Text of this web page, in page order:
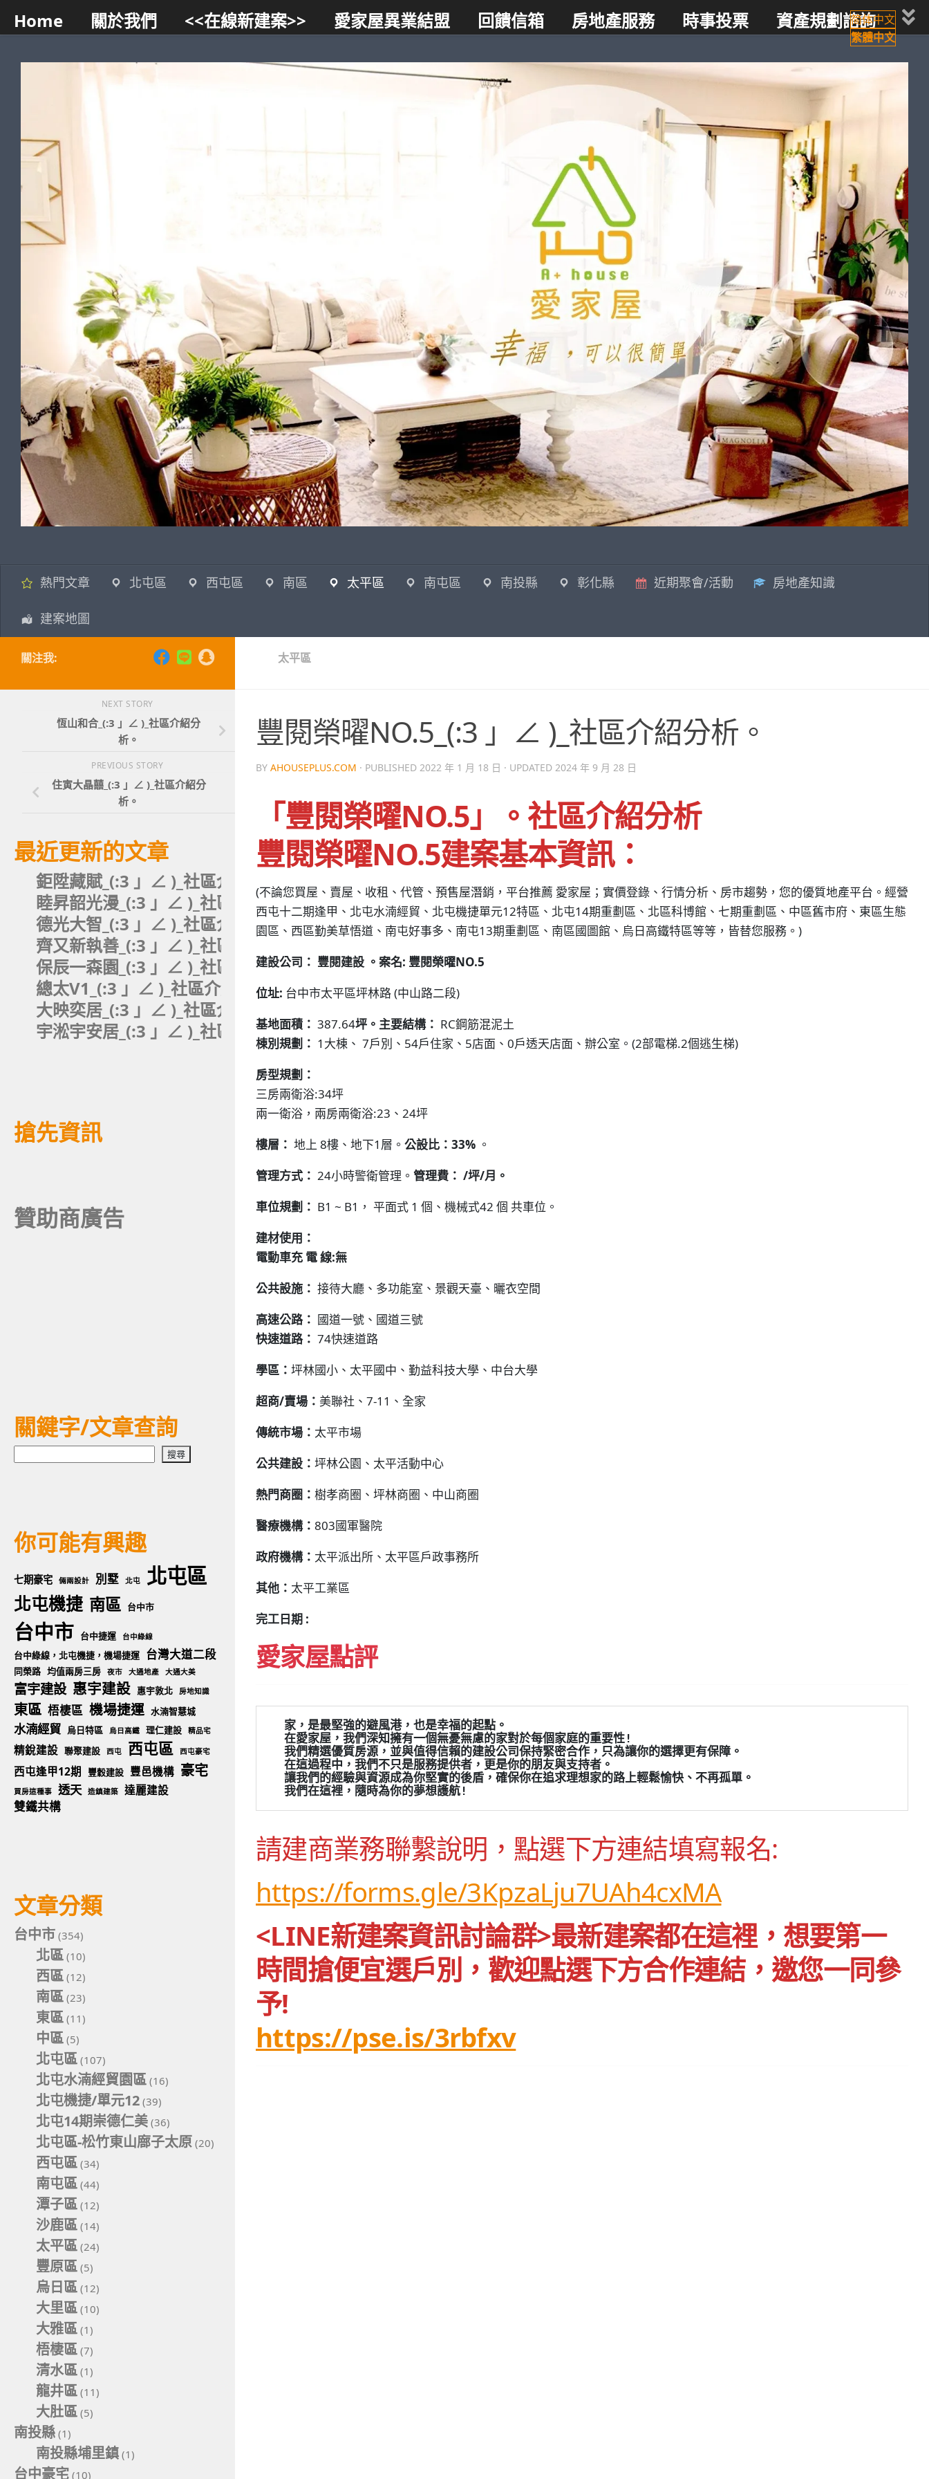
Skip to content
Home 關於我們 <<在線新建案>> 愛家屋異業結盟 回饋信箱 房地產服務 時事投票
資產規劃諮詢
智能小幫手
熱門文章 北屯區 西屯區 南區 太平區 南屯區 南投縣 彰化縣 近期聚會/活動 房地產知識
建案地圖
太平區
豐閱榮曜NO.5_(:3 」∠ )_社區介紹分析。
BY AHOUSEPLUS.COM · PUBLISHED 2022 年 1 月 18 日 · UPDATED 2024 年 9 月 28 日
「豐閱榮曜NO.5」。社區介紹分析
豐閱榮曜NO.5建案基本資訊：
(不論您買屋、賣屋、收租、代管、預售屋潛銷，平台推薦 愛家屋；實價登錄、行情分析、房市趨勢，您的優質地產平台。經營
西屯十二期逢甲、北屯水湳經貿、北屯機捷單元12特區、北屯14期重劃區、北區科博館、七期重劃區、中區舊市府、東區生態
園區、西區勤美草悟道、南屯好事多、南屯13期重劃區、南區國圖館、烏日高鐵特區等等，皆替您服務。)
建設公司： 豐閱建設 。案名: 豐閱榮曜NO.5
位址: 台中市太平區坪林路 (中山路二段)
基地面積： 387.64坪。主要結構： RC鋼筋混泥土
棟別規劃： 1大棟、 7戶別、54戶住家、5店面、0戶透天店面、辦公室。(2部電梯.2個逃生梯)
房型規劃：
三房兩衛浴:34坪
兩一衛浴，兩房兩衛浴:23、24坪
樓層： 地上 8樓、地下1層。 公設比：33% 。
管理方式： 24小時警衛管理。 管理費： /坪/月。
車位規劃： B1 ~ B1， 平面式 1 個、機械式42 個 共車位。
建材使用：
電動車充 電 線:無
公共設施： 接待大廳、多功能室、景觀天臺、曬衣空間
高速公路： 國道一號、國道三號
快速道路： 74快速道路
學區： 坪林國小、太平國中、勤益科技大學、中台大學
超商/賣場： 美聯社、7-11、全家
傳統市場： 太平市場
公共建設： 坪林公園、太平活動中心
熱門商圈： 樹孝商圈、坪林商圈、中山商圈
醫療機構： 803國軍醫院
政府機構： 太平派出所、太平區戶政事務所
其他： 太平工業區
完工日期 :
愛家屋點評
家，是最堅強的避風港，也是幸福的起點。
  在愛家屋，我們深知擁有一個無憂無慮的家對於每個家庭的重要性!
  我們精選優質房源，並與值得信賴的建設公司保持緊密合作，只為讓你的選擇更有保障。
  在這過程中，我們不只是服務提供者，更是你的朋友與支持者。
  讓我們的經驗與資源成為你堅實的後盾，確保你在追求理想家的路上輕鬆愉快、不再孤單。
  我們在這裡，隨時為你的夢想護航!
請建商業務聯繫說明，點選下方連結填寫報名:
https://forms.gle/3KpzaLju7UAh4cxMA
<LINE新建案資訊討論群>最新建案都在這裡，想要第一
時間搶便宜選戶別，歡迎點選下方合作連結，邀您一同參
予!
https://pse.is/3rbfxv
關注我:
NEXT STORY
恆山和合_(:3 」∠ )_社區介紹分
析。
PREVIOUS STORY
住寅大晶囍_(:3 」∠ )_社區介紹分
析。
最近更新的文章
鉅陞藏賦_(:3 」∠ )_社區介紹分析。
睦昇韶光漫_(:3 」∠ )_社區介紹分析。
德光大智_(:3 」∠ )_社區介紹分析。
齊又新執善_(:3 」∠ )_社區介紹分析。
保辰一森園_(:3 」∠ )_社區介紹分析。
總太V1_(:3 」∠ )_社區介紹分析。
大映奕居_(:3 」∠ )_社區介紹分析。
宇淞宇安居_(:3 」∠ )_社區介紹分析。
搶先資訊
贊助商廣告
關鍵字/文章查詢
尋
搜尋
你可能有興趣
七期豪宅 倆兩設計 別墅 北屯 北屯區
北屯機捷 南區 台中市
台中市 台中捷運 台中綠線
台中綠線，北屯機捷，機場捷運 台灣大道二段
同榮路 均值兩房三房 夜市 大通地產 大通大美
富宇建設 惠宇建設 惠宇敦北 房地知識
東區 梧棲區 機場捷運 水湳智慧城
水湳經貿 烏日特區 烏日高鐵 理仁建設 精品宅
精銳建設 聯聚建設 西屯 西屯區 西屯豪宅
西屯逢甲12期 豐穀建設 豐邑機構 豪宅
買房這種事 透天 造鎮建築 達麗建設
雙鐵共構
文章分類
台中市 (354)
北區 (10)
西區 (12)
南區 (23)
東區 (11)
中區 (5)
北屯區 (107)
北屯水湳經貿園區 (16)
北屯機捷/單元12 (39)
北屯14期崇德仁美 (36)
北屯區-松竹東山廍子太原 (20)
西屯區 (34)
南屯區 (44)
潭子區 (12)
沙鹿區 (14)
太平區 (24)
豐原區 (5)
烏日區 (12)
大里區 (10)
大雅區 (1)
梧棲區 (7)
清水區 (1)
龍井區 (11)
大肚區 (5)
南投縣 (1)
南投縣埔里鎮 (1)
台中豪宅 (10)
简体中文
繁體中文